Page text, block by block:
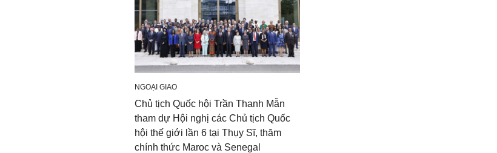
NGOẠI GIAO
Chủ tịch Quốc hội Trần Thanh Mẫn
tham dự Hội nghị các Chủ tịch Quốc
hội thế giới lần 6 tại Thụy Sĩ, thăm
chính thức Maroc và Senegal